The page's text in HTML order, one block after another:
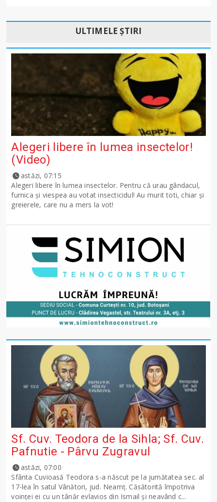
ULTIMELE ȘTIRI
Alegeri libere în lumea insectelor!
(Video)
astăzi, 07:15
Alegeri libere în lumea insectelor. Pentru că urau gândacul,
furnica și viespea au votat insecticidul! Au murit toti, chiar și
greierele, care nu a mers la vot!
Sf. Cuv. Teodora de la Sihla; Sf. Cuv.
Pafnutie - Pârvu Zugravul
astăzi, 07:00
Sfânta Cuvioasă Teodora s-a născut pe la jumătatea sec. al
17-lea în satul Vânători, jud. Neamţ. Căsătorită împotriva
voinţei ei cu un tânăr evlavios din Ismail şi neavând c...